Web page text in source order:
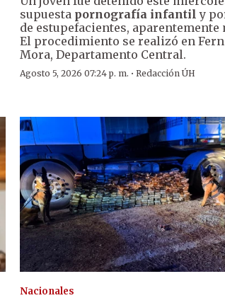
supuesta pornografía infantil y
de estupefacientes, aparentemente
El procedimiento se realizó en
Mora, Departamento Central.
Agosto 5, 2026 07:24 p. m. ·Redacción ÚH
Nacionales